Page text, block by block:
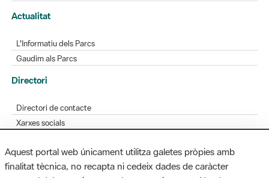
Actualitat
L'Informatiu dels Parcs
Gaudim als Parcs
Directori
Directori de contacte
Xarxes socials
Bústia de suggeriments
Opineu sobre els parcs
Aquest portal web únicament utilitza galetes pròpies amb
finalitat tècnica, no recapta ni cedeix dades de caràcter